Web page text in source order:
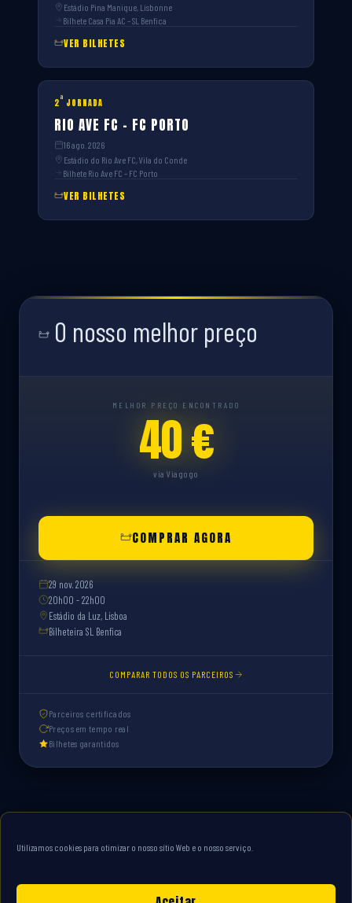
Utilizamos cookies para otimizar o nosso sítio Web e o nosso serviço.
Estádio Pina Manique, Lisbonne
Bilhete Casa Pia AC – SL Benfica
VER BILHETES
2ª JORNADA
RIO AVE FC – FC PORTO
16 ago. 2026
Estádio do Rio Ave FC, Vila do Conde
Bilhete Rio Ave FC – FC Porto
VER BILHETES
O nosso melhor preço
MELHOR PREÇO ENCONTRADO
40 €
via Viagogo
COMPRAR AGORA
29 nov. 2026
20h00 - 22h00
Estádio da Luz, Lisboa
Bilheteira SL Benfica
COMPARAR TODOS OS PARCEIROS
Parceiros certificados
Preços em tempo real
Bilhetes garantidos